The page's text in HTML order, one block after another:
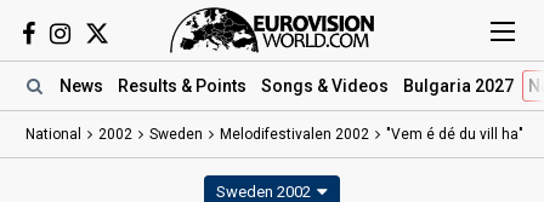
News Results & Points Songs & Videos Bulgaria 2027
National 2002 Sweden Melodifestivalen 2002 "Vem é dé du vill ha"
Sweden 2002